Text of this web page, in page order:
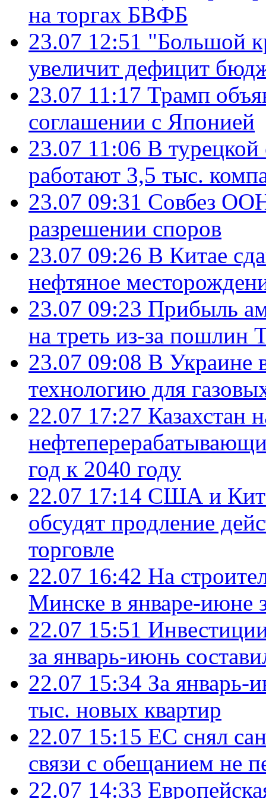
на торгах БВФБ
23.07 12:51 "Большой
увеличит дефицит
23.07 11:17 Трамп
соглашении с Японией
23.07 11:06 В
работают 3,5 тыс.
23.07 09:31 Совбез
разрешении споров
23.07 09:26 В Китае
нефтяное
23.07 09:23 Прибыль
на треть из-за пошлин
23.07 09:08 В Украине
технологию для
22.07 17:27 Казахстан
год к 2040 году
22.07 17:14 США и
обсудят продление
торговле
22.07 16:42 На
Минске в январе-июне
22.07 15:51
за январь-июнь
22.07 15:34 За январь-
тыс. новых квартир
22.07 15:15 ЕС снял
связи с обещанием не
22.07 14:33